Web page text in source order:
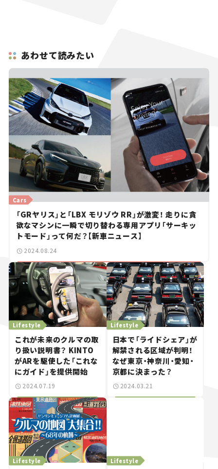
あわせて読みたい
Cars
「GRヤリス」と「LBX モリゾウ RR」が激変！ 走りに貪
欲なマシンに一瞬で切り替わる専用アプリ「サーキッ
トモード」って何だ？【新車ニュース】
2024.08.24
Lifestyle
これが未来のクルマの取
り扱い説明書？ KINTO
がARを駆使した「これな
にガイド」を提供開始
2024.07.19
Lifestyle
日本で「ライドシェア」が
解禁される区域が判明！
なぜ東京・神奈川・愛知・
京都に決まった？
2024.03.21
Lifestyle Lifestyle